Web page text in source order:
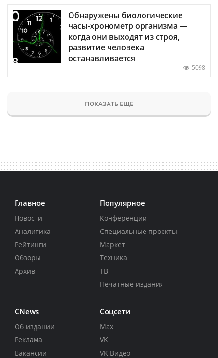
Обнаружены биологические
часы-хронометр организма —
когда они выходят из строя,
развитие человека
останавливается
5098
ПОКАЗАТЬ ЕЩЕ
Главное
Новости
Аналитика
Рейтинги
Обзоры
Архив
Популярное
Конференции
Специальные проекты
Маркет
Техника
ТВ
Печатные издания
CNews
Об издании
Реклама
Вакансии
Соцсети
Max
VK
VK Видео